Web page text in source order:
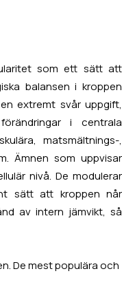
som ett sätt att
balansen i kroppen
extremt svår uppgift,
i centrala
matsmältnings-,
Ämnen som uppvisar
nivå. De modulerar
sätt att kroppen når
av intern jämvikt, så
De mest populära och